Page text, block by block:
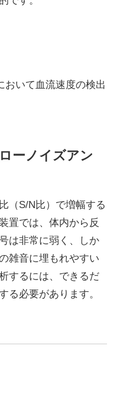
おいて血流速度の検出
ーノイズアン
（S/N比）で増幅する
置では、体内から反
は非常に弱く、しか
雑音に埋もれやすい
するには、できるだ
る必要があります。